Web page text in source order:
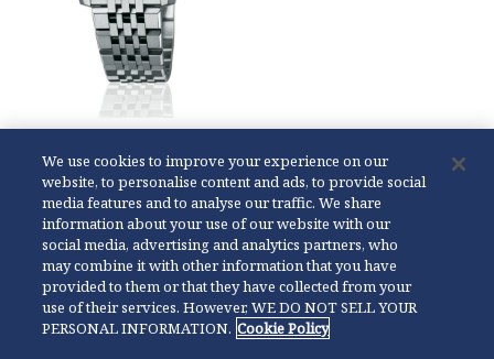
[ Calibre 6R31 ]
Edición Especial Seiko Boutique
Especificaciones
We use cookies to improve your experience on our
website, to personalise content and ads, to provide social
media features and to analyse our traffic. We share
information about your use of our website with our
social media, advertising and analytics partners, who
may combine it with other information that you have
provided to them or that they have collected from your
use of their services. However, WE DO NOT SELL YOUR
PERSONAL INFORMATION. Cookie Policy